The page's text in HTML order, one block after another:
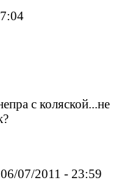
с коляской...не
07/2011 - 23:59